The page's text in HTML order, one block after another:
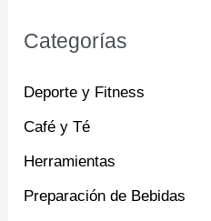
Categorías
Deporte y Fitness
Café y Té
Herramientas
Preparación de Bebidas